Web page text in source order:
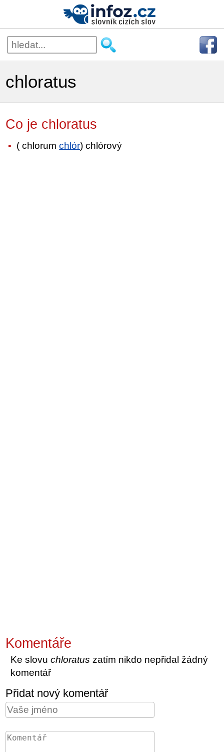
chloratus
Co je chloratus
( chlorumchlór) chlórový
Komentáře
Ke slovuchloratus zatím nikdo nepřidal žádný
komentář
Přidat nový komentář